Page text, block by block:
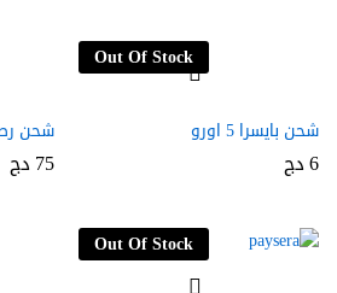
شحن رصيد
75 دج
Out Of Stock
شحن بايسرا 5 اورو
6دج
Out Of Stock